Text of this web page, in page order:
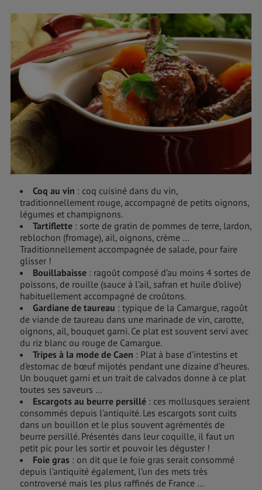
Coq au vin : coq cuisiné dans du vin,
traditionnellement rouge, accompagné de petits oignons,
légumes et champignons.
Tartiflette : sorte de gratin de pommes de terre, lardon,
reblochon (fromage), ail, oignons, crème …
Traditionnellement accompagnée de salade, pour faire
glisser !
Bouillabaisse : ragoût composé d’au moins 4 sortes de
poissons, de rouille (sauce à l’ail, safran et huile d’olive)
habituellement accompagné de croûtons.
Gardiane de taureau : typique de la Camargue, ragoût
de viande de taureau dans une marinade de vin, carotte,
oignons, ail, bouquet garni. Ce plat est souvent servi avec
du riz blanc ou rouge de Camargue.
Tripes à la mode de Caen : Plat à base d’intestins et
d’estomac de bœuf mijotés pendant une dizaine d’heures.
Un bouquet garni et un trait de calvados donne à ce plat
toutes ses saveurs …
Escargots au beurre persillé : ces mollusques seraient
consommés depuis l’antiquité. Les escargots sont cuits
dans un bouillon et le plus souvent agrémentés de
beurre persillé. Présentés dans leur coquille, il faut un
petit pic pour les sortir et pouvoir les déguster !
Foie gras : on dit que le foie gras serait consommé
depuis l’antiquité également, l’un des mets très
controversé mais les plus raffinés de France …